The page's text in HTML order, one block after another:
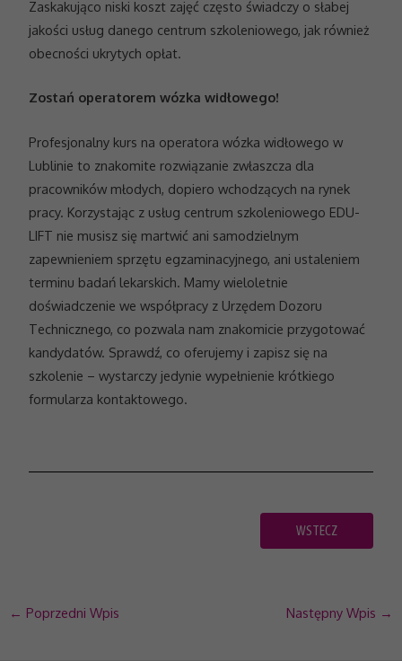
Zaskakująco niski koszt zajęć często świadczy o słabej
jakości usług danego centrum szkoleniowego, jak również
obecności ukrytych opłat.
Zostań operatorem wózka widłowego!
Profesjonalny kurs na operatora wózka widłowego w
Lublinie to znakomite rozwiązanie zwłaszcza dla
pracowników młodych, dopiero wchodzących na rynek
pracy. Korzystając z usług centrum szkoleniowego EDU-
LIFT nie musisz się martwić ani samodzielnym
zapewnieniem sprzętu egzaminacyjnego, ani ustaleniem
terminu badań lekarskich. Mamy wieloletnie
doświadczenie we współpracy z Urzędem Dozoru
Technicznego, co pozwala nam znakomicie przygotować
kandydatów. Sprawdź, co oferujemy i zapisz się na
szkolenie – wystarczy jedynie wypełnienie krótkiego
formularza kontaktowego.
WSTECZ
← Poprzedni Wpis Następny Wpis →
poprawić
funkcjonalność
na podstawie
tego, jak
używana.
Doświadczenie
Aby nasza
strona
internetowa
działała jak
najlepiej
podczas
twojego
przejścia na nią.
Jeśli odrzucisz
te pliki cookie,
niektóre funkcje
zachowania podczas
spersonalizowanych